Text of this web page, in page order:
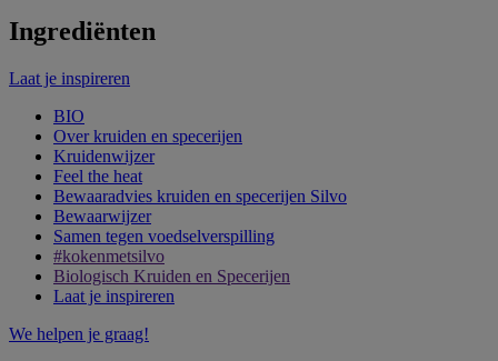
Ingrediënten
Laat je inspireren
BIO
Over kruiden en specerijen
Kruidenwijzer
Feel the heat
Bewaaradvies kruiden en specerijen Silvo
Bewaarwijzer
Samen tegen voedselverspilling
#kokenmetsilvo
Biologisch Kruiden en Specerijen
Laat je inspireren
We helpen je graag!